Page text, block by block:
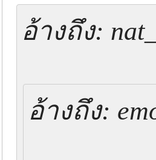
อ้างถึง:
อ้างถึง: